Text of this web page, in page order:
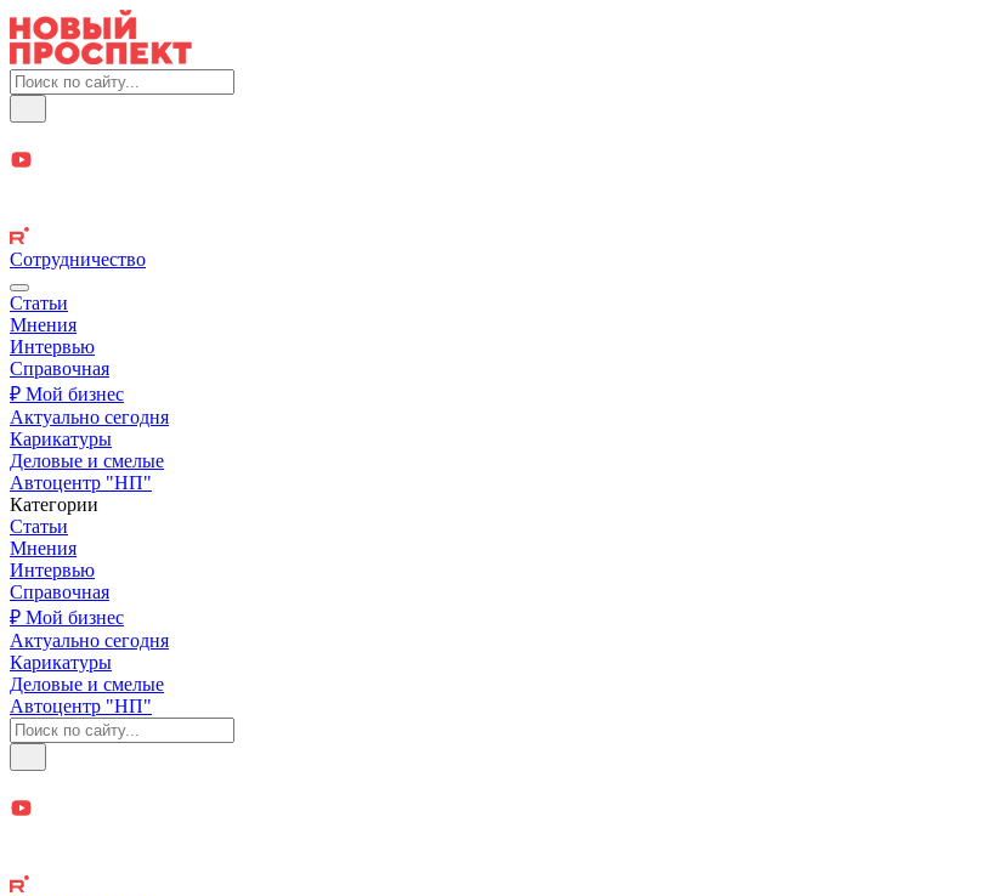
Сотрудничество
Статьи
Мнения
Интервью
Справочная
₽ Мой бизнес
Актуально сегодня
Карикатуры
Деловые и смелые
Автоцентр "НП"
Категории
Статьи
Мнения
Интервью
Справочная
₽ Мой бизнес
Актуально сегодня
Карикатуры
Деловые и смелые
Автоцентр "НП"